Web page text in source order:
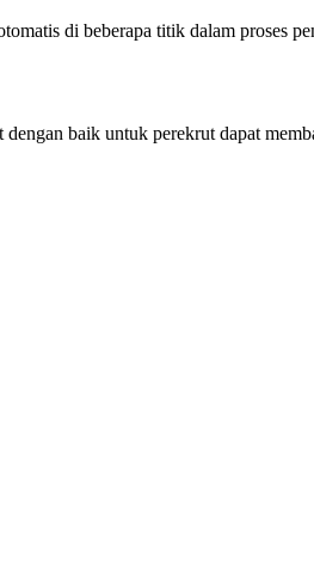
di beberapa titik dalam proses
baik untuk perekrut dapat